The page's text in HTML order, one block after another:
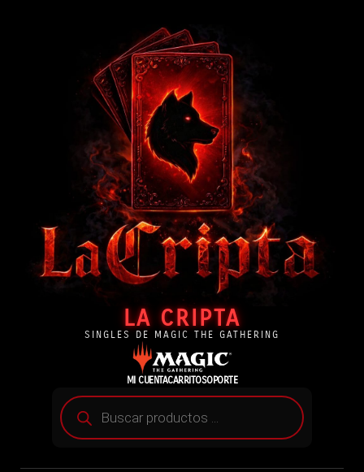
LA CRIPTA
SINGLES DE MAGIC THE GATHERING
MI CUENTACARRITOSOPORTE